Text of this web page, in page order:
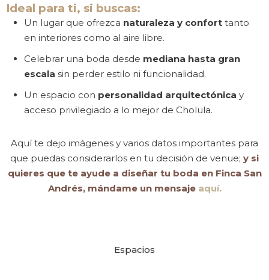
Facebook
Instagram
Email
Phone
Ideal para ti, si buscas:
Un lugar que ofrezca naturaleza y confort tanto
en interiores como al aire libre.
Celebrar una boda desde mediana hasta gran
escala sin perder estilo ni funcionalidad.
Un espacio con personalidad arquitectónica y
acceso privilegiado a lo mejor de Cholula.
Aquí te dejo imágenes y varios datos importantes para
que puedas considerarlos en tu decisión de venue; y si
quieres que te ayude a diseñar tu boda en Finca San
Andrés, mándame un mensaje aquí.
Espacios